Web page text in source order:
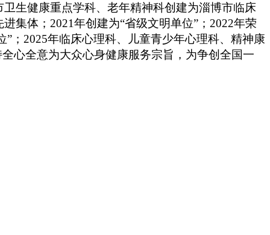
生健康重点学科、老年精神科创建为淄博市临床
集体；2021年创建为“省级文明单位”；2022年荣
； 2025年临床心理科、儿童青少年心理科、精神康
心全意为大众心身健康服务宗旨，为争创全国一